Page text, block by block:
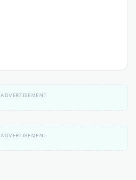
ADVERTISEMENT
ADVERTISEMENT